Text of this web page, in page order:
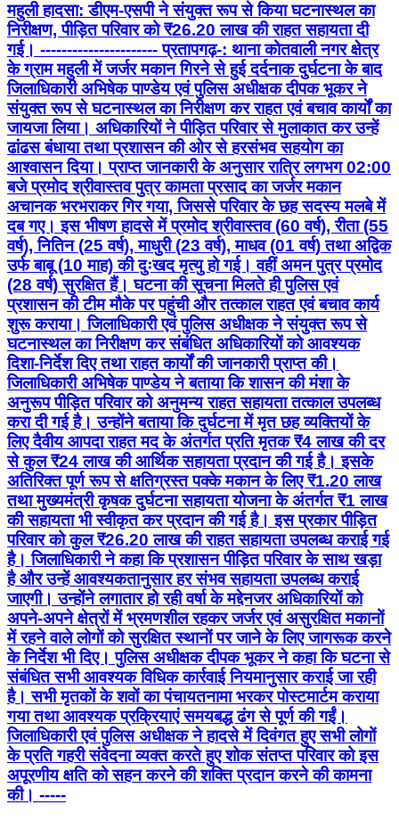
महुली हादसा: डीएम-एसपी ने संयुक्त रूप से किया घटनास्थल का
निरीक्षण, पीड़ित परिवार को ₹26.20 लाख की राहत सहायता दी
गई। ---------------------- प्रतापगढ़-: थाना कोतवाली नगर क्षेत्र
के ग्राम महुली में जर्जर मकान गिरने से हुई दर्दनाक दुर्घटना के बाद
जिलाधिकारी अभिषेक पाण्डेय एवं पुलिस अधीक्षक दीपक भूकर ने
संयुक्त रूप से घटनास्थल का निरीक्षण कर राहत एवं बचाव कार्यों का
जायजा लिया। अधिकारियों ने पीड़ित परिवार से मुलाकात कर उन्हें
ढांढस बंधाया तथा प्रशासन की ओर से हरसंभव सहयोग का
आश्वासन दिया। प्राप्त जानकारी के अनुसार रात्रि लगभग 02:00
बजे प्रमोद श्रीवास्तव पुत्र कामता प्रसाद का जर्जर मकान
अचानक भरभराकर गिर गया, जिससे परिवार के छह सदस्य मलबे में
दब गए। इस भीषण हादसे में प्रमोद श्रीवास्तव (60 वर्ष), रीता (55
वर्ष), नितिन (25 वर्ष), माधुरी (23 वर्ष), माधव (01 वर्ष) तथा अद्विक
उर्फ बाबू (10 माह) की दुःखद मृत्यु हो गई। वहीं अमन पुत्र प्रमोद
(28 वर्ष) सुरक्षित हैं। घटना की सूचना मिलते ही पुलिस एवं
प्रशासन की टीम मौके पर पहुंची और तत्काल राहत एवं बचाव कार्य
शुरू कराया। जिलाधिकारी एवं पुलिस अधीक्षक ने संयुक्त रूप से
घटनास्थल का निरीक्षण कर संबंधित अधिकारियों को आवश्यक
दिशा-निर्देश दिए तथा राहत कार्यों की जानकारी प्राप्त की।
जिलाधिकारी अभिषेक पाण्डेय ने बताया कि शासन की मंशा के
अनुरूप पीड़ित परिवार को अनुमन्य राहत सहायता तत्काल उपलब्ध
करा दी गई है। उन्होंने बताया कि दुर्घटना में मृत छह व्यक्तियों के
लिए दैवीय आपदा राहत मद के अंतर्गत प्रति मृतक ₹4 लाख की दर
से कुल ₹24 लाख की आर्थिक सहायता प्रदान की गई है। इसके
अतिरिक्त पूर्ण रूप से क्षतिग्रस्त पक्के मकान के लिए ₹1.20 लाख
तथा मुख्यमंत्री कृषक दुर्घटना सहायता योजना के अंतर्गत ₹1 लाख
की सहायता भी स्वीकृत कर प्रदान की गई है। इस प्रकार पीड़ित
परिवार को कुल ₹26.20 लाख की राहत सहायता उपलब्ध कराई गई
है। जिलाधिकारी ने कहा कि प्रशासन पीड़ित परिवार के साथ खड़ा
है और उन्हें आवश्यकतानुसार हर संभव सहायता उपलब्ध कराई
जाएगी। उन्होंने लगातार हो रही वर्षा के मद्देनजर अधिकारियों को
अपने-अपने क्षेत्रों में भ्रमणशील रहकर जर्जर एवं असुरक्षित मकानों
में रहने वाले लोगों को सुरक्षित स्थानों पर जाने के लिए जागरूक करने
के निर्देश भी दिए। पुलिस अधीक्षक दीपक भूकर ने कहा कि घटना से
संबंधित सभी आवश्यक विधिक कार्रवाई नियमानुसार कराई जा रही
है। सभी मृतकों के शवों का पंचायतनामा भरकर पोस्टमार्टम कराया
गया तथा आवश्यक प्रक्रियाएं समयबद्ध ढंग से पूर्ण की गईं।
जिलाधिकारी एवं पुलिस अधीक्षक ने हादसे में दिवंगत हुए सभी लोगों
के प्रति गहरी संवेदना व्यक्त करते हुए शोक संतप्त परिवार को इस
अपूरणीय क्षति को सहन करने की शक्ति प्रदान करने की कामना
की। -----